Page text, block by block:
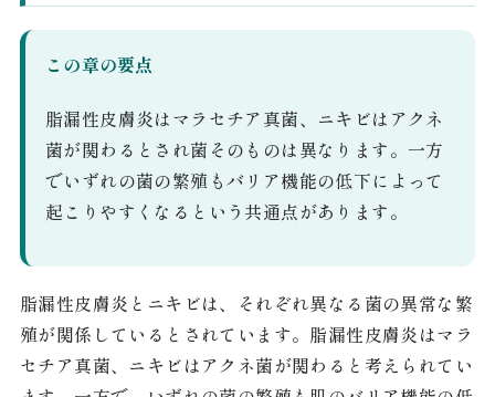
この章の要点
脂漏性皮膚炎はマラセチア真菌、ニキビはアクネ
菌が関わるとされ菌そのものは異なります。一方
でいずれの菌の繁殖もバリア機能の低下によって
起こりやすくなるという共通点があります。
脂漏性皮膚炎とニキビは、それぞれ異なる菌の異常な繁
殖が関係しているとされています。脂漏性皮膚炎はマラ
セチア真菌、ニキビはアクネ菌が関わると考えられてい